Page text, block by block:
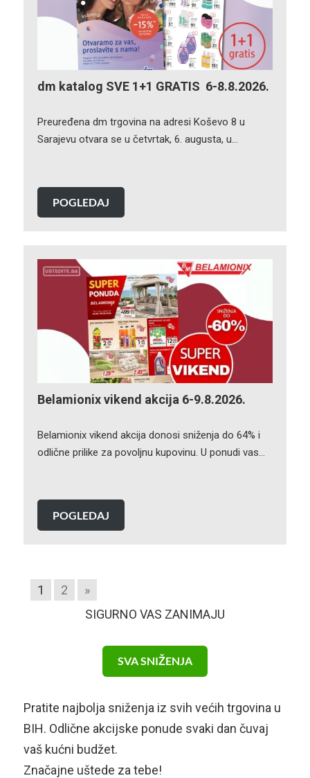
dm katalog SVE 1+1 GRATIS 6-8.8.2026.
Preuređena dm trgovina na adresi Koševo 8 u
Sarajevu otvara se u četvrtak, 6. augusta, u…
POGLEDAJ
Belamionix vikend akcija 6-9.8.2026.
Belamionix vikend akcija donosi sniženja do 64% i
odlične prilike za povoljnu kupovinu. U ponudi vas…
POGLEDAJ
1 2
»
SIGURNO VAS ZANIMAJU
SVA SNIŽENJA
Pratite najbolja sniženja iz svih većih trgovina u
BIH. Odlične akcijske ponude svaki dan čuvaj
vaš kućni budžet.
Značajne uštede za tebe!